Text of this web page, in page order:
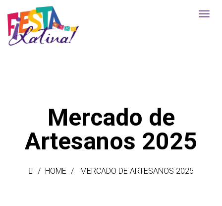
Mercado de
Artesanos 2025
HOME MERCADO DE ARTESANOS 2025